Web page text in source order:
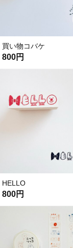
買い物コバケ
800円
HELLO
800円